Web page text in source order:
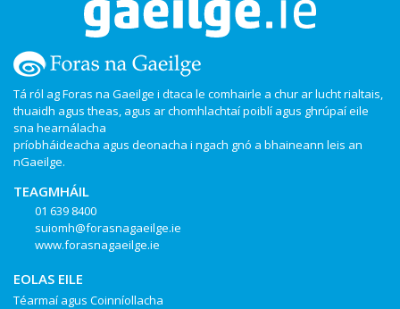
Tá ról ag Foras na Gaeilge i dtaca le comhairle a chur ar lucht rialtais,
thuaidh agus theas, agus ar chomhlachtaí poiblí agus ghrúpaí eile
sna hearnálacha
príobháideacha agus deonacha i ngach gnó a bhaineann leis an
nGaeilge.
TEAGMHÁIL
01 639 8400
suiomh@forasnagaeilge.ie
www.forasnagaeilge.ie
EOLAS EILE
Téarmaí agus Coinníollacha